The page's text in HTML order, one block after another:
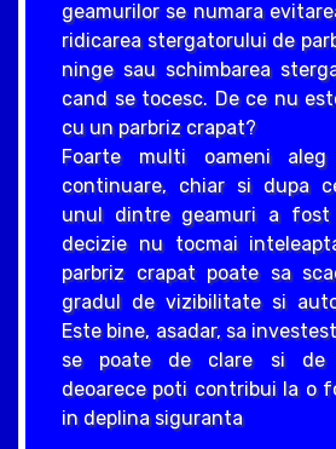
geamurilor se numara
ridicarea stergatorului de
ninge sau schimbarea
cand se tocesc. De ce nu
cu un parbriz crapat?
Foarte multi oameni
continuare, chiar si dupa
unul dintre geamuri a fost
decizie nu tocmai
parbriz crapat poate sa
gradul de vizibilitate si
Este bine, asadar, sa
se poate de clare si de
deoarece poti contribui la o
in deplina siguranta